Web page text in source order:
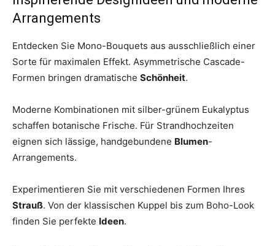
Arrangements
Entdecken Sie Mono-Bouquets aus ausschließlich einer
Sorte für maximalen Effekt. Asymmetrische Cascade-
Formen bringen dramatische Schönheit.
Moderne Kombinationen mit silber-grünem Eukalyptus
schaffen botanische Frische. Für Strandhochzeiten
eignen sich lässige, handgebundene Blumen-
Arrangements.
Experimentieren Sie mit verschiedenen Formen Ihres
Strauß. Von der klassischen Kuppel bis zum Boho-Look
finden Sie perfekte Ideen.